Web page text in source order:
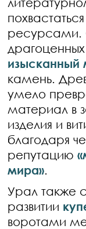
ресурсами.
изысканный
камень.
умело
материал в
изделия и
благодаря
репутацию
мира».
Урал также
развитии
воротами